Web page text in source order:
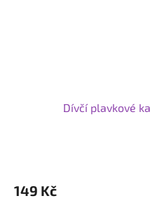
Dívčí plavkové
149 Kč